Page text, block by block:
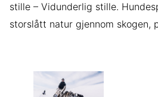
stille – Vidunderlig stille.
storslått natur gjennom skogen,